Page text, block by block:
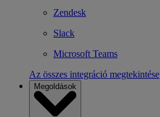
Zendesk
Slack
Microsoft Teams
Az összes integráció megtekintése
Megoldások